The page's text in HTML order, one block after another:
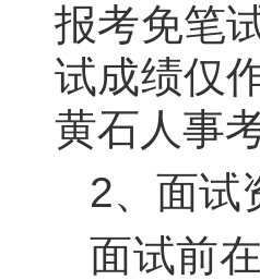
报考免笔
试成绩仅
黄石人事
2、面试
面试前